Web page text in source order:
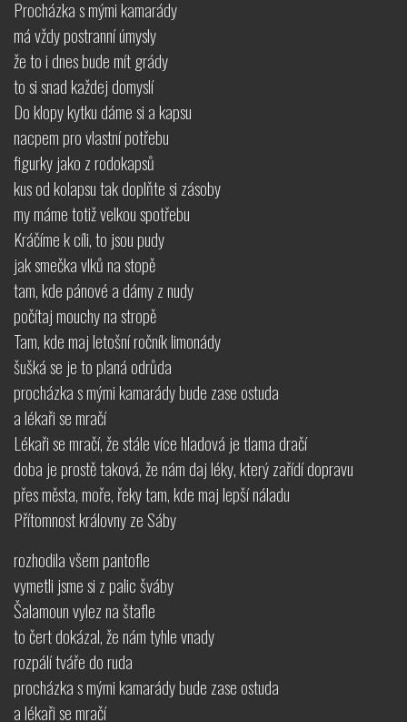
Procházka s mými kamarády
má vždy postranní úmysly
že to i dnes bude mít grády
to si snad každej domyslí
Do klopy kytku dáme si a kapsu
nacpem pro vlastní potřebu
figurky jako z rodokapsů
kus od kolapsu tak doplňte si zásoby
my máme totiž velkou spotřebu
Kráčíme k cíli, to jsou pudy
jak smečka vlků na stopě
tam, kde pánové a dámy z nudy
počítaj mouchy na stropě
Tam, kde maj letošní ročník limonády
šušká se je to planá odrůda
procházka s mými kamarády bude zase ostuda
a lékaři se mračí
Lékaři se mračí, že stále více hladová je tlama dračí
doba je prostě taková, že nám daj léky, který zařídí dopravu
přes města, moře, řeky tam, kde maj lepší náladu
Přítomnost královny ze Sáby
rozhodila všem pantofle
vymetli jsme si z palic šváby
Šalamoun vylez na štafle
to čert dokázal, že nám tyhle vnady
rozpálí tváře do ruda
procházka s mými kamarády bude zase ostuda
a lékaři se mračí